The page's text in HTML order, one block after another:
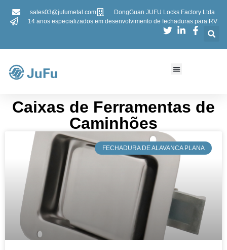
sales03@jufumetal.com
DongGuan JUFU Locks Factory Ltda
14 anos especializados em desenvolvimento de fechaduras para RV
Caixas de Ferramentas de
Caminhões
​FECHADURA DE ALAVANCA PLANA